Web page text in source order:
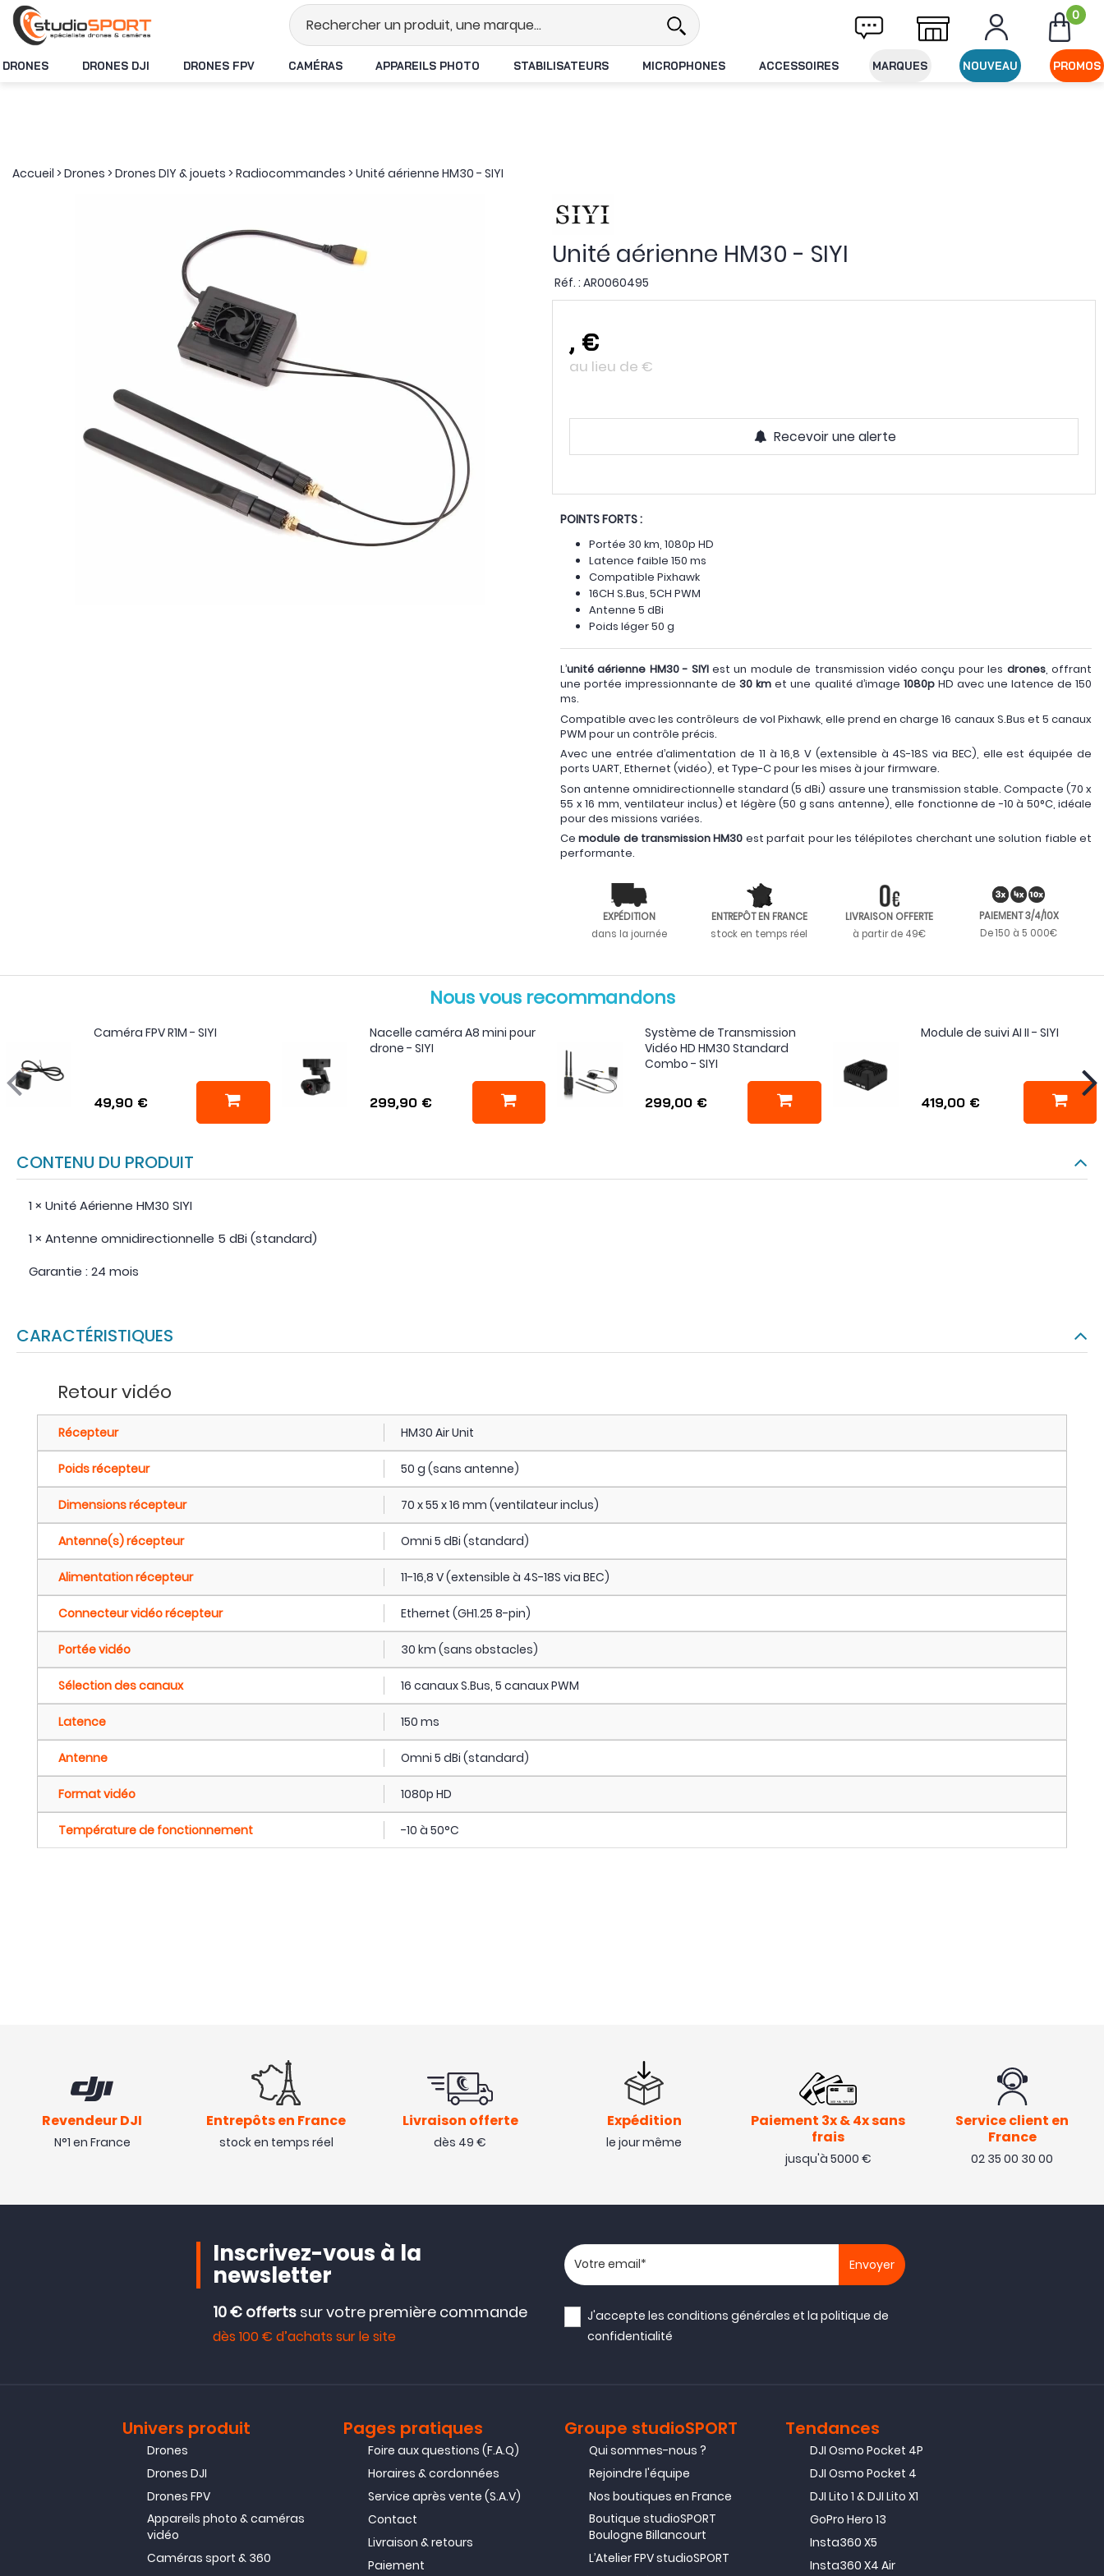
Stock en temps réel Livraison offerte dès 49€ d'achat 0
DRONES DRONES DJI DRONES FPV CAMÉRAS APPAREILS PHOTO STABILISATEURS MICROPHONES ACCESSOIRES MARQUES NOUVEAU PROMOS
Accueil >Drones >Drones DIY & jouets >Radiocommandes >Unité aérienne HM30 - SIYI
Unité aérienne HM30 - SIYI
Réf. : AR0060495
, €
au lieu de €
Recevoir une alerte
POINTS FORTS :
Portée 30 km, 1080p HD
Latence faible 150 ms
Compatible Pixhawk
16CH S.Bus, 5CH PWM
Antenne 5 dBi
Poids léger 50 g
L’unité aérienne HM30 - SIYIest un module de transmission vidéo conçu pour les drones, offrant
une portée impressionnante de30 km et une qualité d’image 1080pHD avec une latence de 150
ms.
Compatible avec les contrôleurs de vol Pixhawk, elle prend en charge 16 canaux S.Bus et 5 canaux
PWM pour un contrôle précis.
Avec une entrée d’alimentation de 11 à 16,8 V (extensible à 4S-18S via BEC), elle est équipée de
ports UART, Ethernet (vidéo), et Type-C pour les mises à jour firmware.
Son antenne omnidirectionnelle standard (5 dBi) assure une transmission stable. Compacte (70 x
55 x 16 mm, ventilateur inclus) et légère (50 g sans antenne), elle fonctionne de -10 à 50°C, idéale
pour des missions variées.
Cemodule de transmission HM30 est parfait pour les télépilotes cherchant une solution fiable et
performante.
EXPÉDITION
dans la journée
ENTREPÔT EN FRANCE
stock en temps réel
LIVRAISON OFFERTE
à partir de 49€
PAIEMENT 3/4/10X
De 150 à 5 000€
Nous vous recommandons
Caméra FPV R1M - SIYI
49,90 €
Nacelle caméra A8 mini pour
drone - SIYI
299,90 €
Système de Transmission
Vidéo HD HM30 Standard
Combo - SIYI
299,00 €
Module de suivi AI II - SIYI
419,00 €
CONTENU DU PRODUIT
1 × Unité Aérienne HM30 SIYI
1 × Antenne omnidirectionnelle 5 dBi (standard)
Garantie : 24 mois
CARACTÉRISTIQUES
Retour vidéo
Récepteur HM30 Air Unit
Poids récepteur 50 g (sans antenne)
Dimensions récepteur 70 x 55 x 16 mm (ventilateur inclus)
Antenne(s) récepteur Omni 5 dBi (standard)
Alimentation récepteur 11-16,8 V (extensible à 4S-18S via BEC)
Connecteur vidéo récepteur Ethernet (GH1.25 8-pin)
Portée vidéo 30 km (sans obstacles)
Sélection des canaux 16 canaux S.Bus, 5 canaux PWM
Latence 150 ms
Antenne Omni 5 dBi (standard)
Format vidéo 1080p HD
Température de fonctionnement -10 à 50°C
Revendeur DJI
N°1 en France
Entrepôts en France
stock en temps réel
Livraison offerte
dès 49 €
Expédition
le jour même
Paiement 3x & 4x sans
frais
jusqu'à 5000 €
Service client en
France
02 35 00 30 00
Inscrivez-vous à la
newsletter
10 € offerts sur votre première commande
dès 100 € d’achats sur le site
Votre adresse email
J'accepte lesconditions générales et lapolitique de
confidentialité
Univers produit
Drones
Drones DJI
Drones FPV
Appareils photo & caméras
vidéo
Caméras sport & 360
Pages pratiques
Foire aux questions (F.A.Q)
Horaires & cordonnées
Service après vente (S.A.V)
Contact
Livraison & retours
Paiement
Groupe studioSPORT
Qui sommes-nous ?
Rejoindre l'équipe
Nos boutiques en France
Boutique studioSPORT
Boulogne Billancourt
L’Atelier FPV studioSPORT
Tendances
DJI Osmo Pocket 4P
DJI Osmo Pocket 4
DJI Lito 1 & DJI Lito X1
GoPro Hero 13
Insta360 X5
Insta360 X4 Air